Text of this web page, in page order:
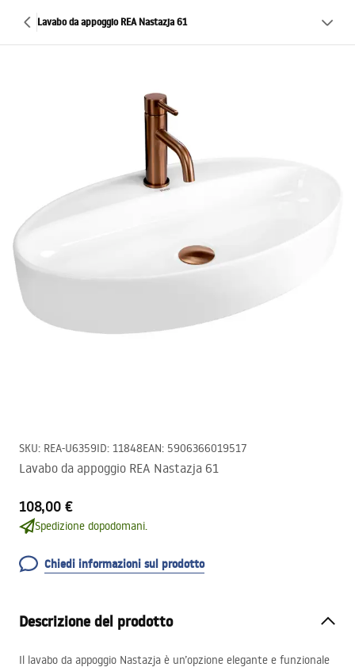
Lavabo da appoggio REA Nastazja 61
SKU: REA-U6359ID: 11848EAN: 5906366019517
Lavabo da appoggio REA Nastazja 61
108,00 €
Spedizione dopodomani.
Chiedi informazioni sul prodotto
Descrizione del prodotto
Il lavabo da appoggio Nastazja è un’opzione elegante e funzionale